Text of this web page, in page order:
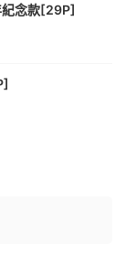
紀念款[29P]